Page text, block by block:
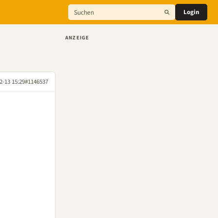
Login
13 15:29#1146537
ANZEIGE